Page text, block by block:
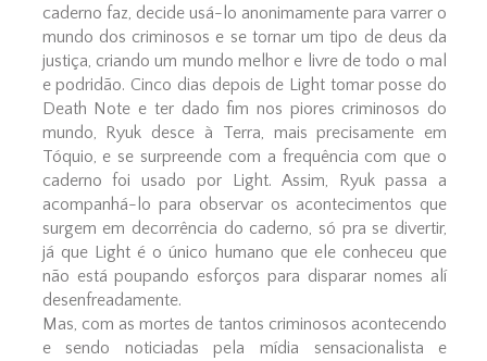
caderno faz, decide usá-lo anonimamente para varrer o
mundo dos criminosos e se tornar um tipo de deus da
justiça, criando um mundo melhor e livre de todo o mal
e podridão. Cinco dias depois de Light tomar posse do
Death Note e ter dado fim nos piores criminosos do
mundo, Ryuk desce à Terra, mais precisamente em
Tóquio, e se surpreende com a frequência com que o
caderno foi usado por Light. Assim, Ryuk passa a
acompanhá-lo para observar os acontecimentos que
surgem em decorrência do caderno, só pra se divertir,
já que Light é o único humano que ele conheceu que
não está poupando esforços para disparar nomes alí
desenfreadamente.
Mas, com as mortes de tantos criminosos acontecendo
e sendo noticiadas pela mídia sensacionalista e